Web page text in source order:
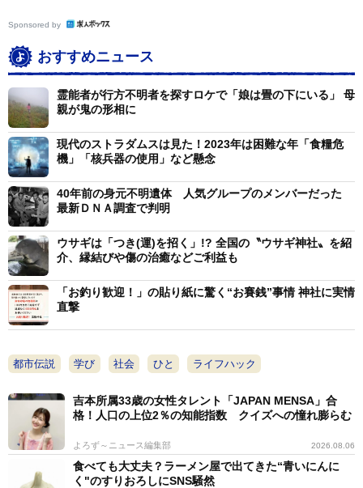
な神社仏閣へ集中的に参詣するようになり、「初詣」と
いう新しい言葉が生まれました。ですから、本来は近所
の氏神様に静かに参拝して各家の繁栄を祈るのが「正し
い初詣」だと思います。
2/3
尾浜八幡神社（兵庫県尼崎市）／筆者撮影
ーー初詣の流れについて教えてください。
三宅：目的の神社に到着したら、俗世から神聖な領域を
結界している鳥居をくぐって、決められた参道を通って
参拝してください。手水舎で手と口をすすいだら、お喋
りするのも謹んでください。道中で露店などに立ち寄っ
Sponsored by
おすすめニュース
霊能者が行方不明者を探すロケで「娘は畳の下にいる」 母
親が鬼の形相に
現代のストラダムスは見た！2023年は困難な年「食糧危
機」「核兵器の使用」など懸念
40年前の身元不明遺体 人気グループのメンバーだった
最新ＤＮＡ調査で判明
ウサギは「つき(運)を招く」!? 全国の〝ウサギ神社〟を紹
介、縁結びや傷の治癒などご利益も
「お釣り歓迎！」の貼り紙に驚く“お賽銭”事情 神社に実情
直撃
都市伝説 学び 社会 ひと ライフハック
吉本所属33歳の女性タレント「JAPAN MENSA」合
格！人口の上位2％の知能指数 クイズへの憧れ膨らむ
よろず～ニュース編集部 2026.08.06
食べても大丈夫？ラーメン屋で出てきた“青いにんに
く"のすりおろしにSNS騒然